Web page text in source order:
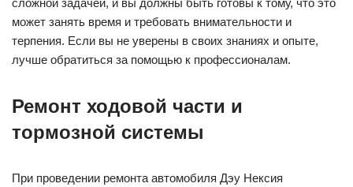
сложной задачей, и вы должны быть готовы к тому, что это
может занять время и требовать внимательности и
терпения. Если вы не уверены в своих знаниях и опыте,
лучше обратиться за помощью к профессионалам.
Ремонт ходовой части и
тормозной системы
При проведении ремонта автомобиля Дэу Нексия